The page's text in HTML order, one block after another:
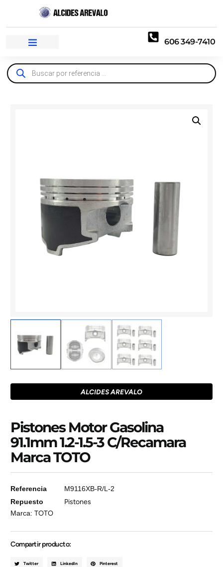
606 349-7410
ALCIDES AREVALO
Pistones Motor Gasolina
91.1mm 1.2-1.5-3 C/Recamara
Marca TOTO
Referencia
M9116XB-R/L-2
Repuesto
Pistones
Marca:TOTO
Compartir producto:
Twitter LinkedIn Pinterest